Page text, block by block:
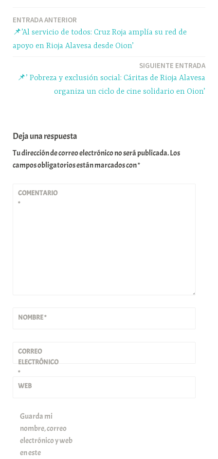
ppm rti
r
Navegación
ENTRADA ANTERIOR
📌’Al servicio de todos: Cruz Roja amplía su red de
apoyo en Rioja Alavesa desde Oion’
SIGUIENTE ENTRADA
📌’ Pobreza y exclusión social: Cáritas de Rioja Alavesa
organiza un ciclo de cine solidario en Oion’
Deja una respuesta
Tu dirección de correo electrónico no será publicada.Los
campos obligatorios están marcados con*
COMENTARIO
*
NOMBRE*
CORREO
ELECTRÓNICO
*
WEB
Guarda mi
nombre, correo
electrónico y web
en este